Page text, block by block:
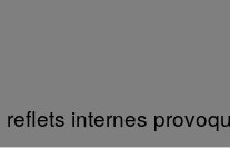
internes